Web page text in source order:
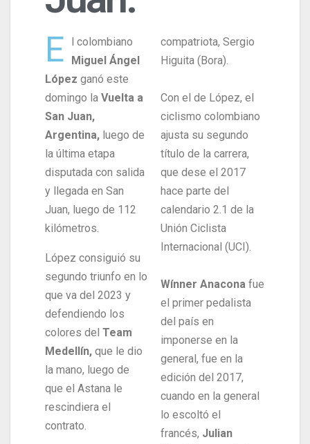
E
l colombiano
Miguel Ángel
López ganó este
domingo la Vuelta a
San Juan,
Argentina, luego de
la última etapa
disputada con salida
y llegada en San
Juan, luego de 112
kilómetros.
López consiguió su
segundo triunfo en lo
que va del 2023 y
defendiendo los
colores del Team
Medellín, que le dio
la mano, luego de
que el Astana le
rescindiera el
contrato.
compatriota, Sergio
Higuita (Bora).
Con el de López, el
ciclismo colombiano
ajusta su segundo
título de la carrera,
que dese el 2017
hace parte del
calendario 2.1 de la
Unión Ciclista
Internacional (UCI).
Wínner Anacona fue
el primer pedalista
del país en
imponerse en la
general, fue en la
edición del 2017,
cuando en la general
lo escoltó el
francés, Julian